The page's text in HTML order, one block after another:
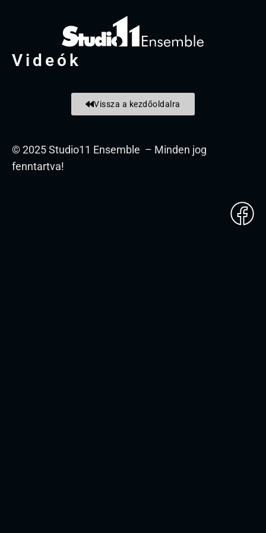
Videók
Vissza a kezdőoldalra
© 2025 Studio11 Ensemble – Minden jog
fenntartva!